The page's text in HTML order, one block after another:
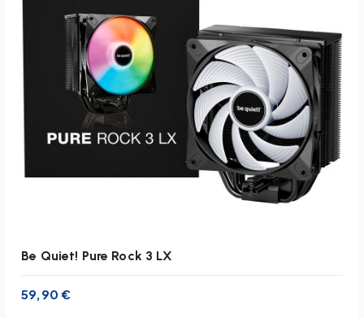
Lieferzeit:
1-3 Werktage
IN DEN WARENKORB
Be Quiet! Pure Rock 3 LX
59,90 €